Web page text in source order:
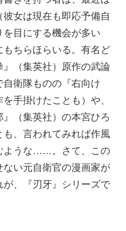
女は現在も即応予備自
目にする機会が多い
ちらほらいる。有名ど
（集英社）原作の武論
衛隊ものの『右向け
手掛けたことも）や、
』（集英社）の本宮ひろ
、言われてみれば作風
ような……。さて、この
い元自衛官の漫画家が
が、『刃牙』シリーズで